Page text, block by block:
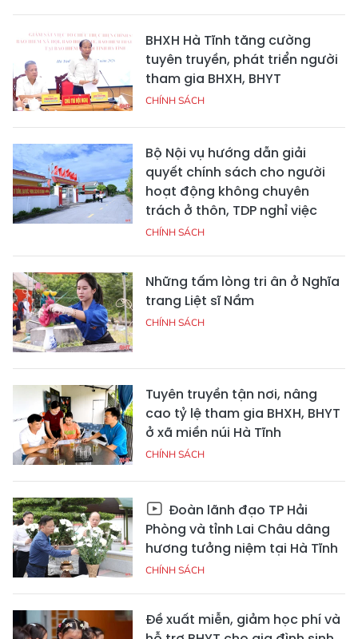
BHXH Hà Tĩnh tăng cường
tuyên truyền, phát triển người
tham gia BHXH, BHYT
CHÍNH SÁCH
Bộ Nội vụ hướng dẫn giải
quyết chính sách cho người
hoạt động không chuyên
trách ở thôn, TDP nghỉ việc
CHÍNH SÁCH
Những tấm lòng tri ân ở Nghĩa
trang Liệt sĩ Nầm
CHÍNH SÁCH
Tuyên truyền tận nơi, nâng
cao tỷ lệ tham gia BHXH, BHYT
ở xã miền núi Hà Tĩnh
CHÍNH SÁCH
Đoàn lãnh đạo TP Hải
Phòng và tỉnh Lai Châu dâng
hương tưởng niệm tại Hà Tĩnh
CHÍNH SÁCH
Đề xuất miễn, giảm học phí và